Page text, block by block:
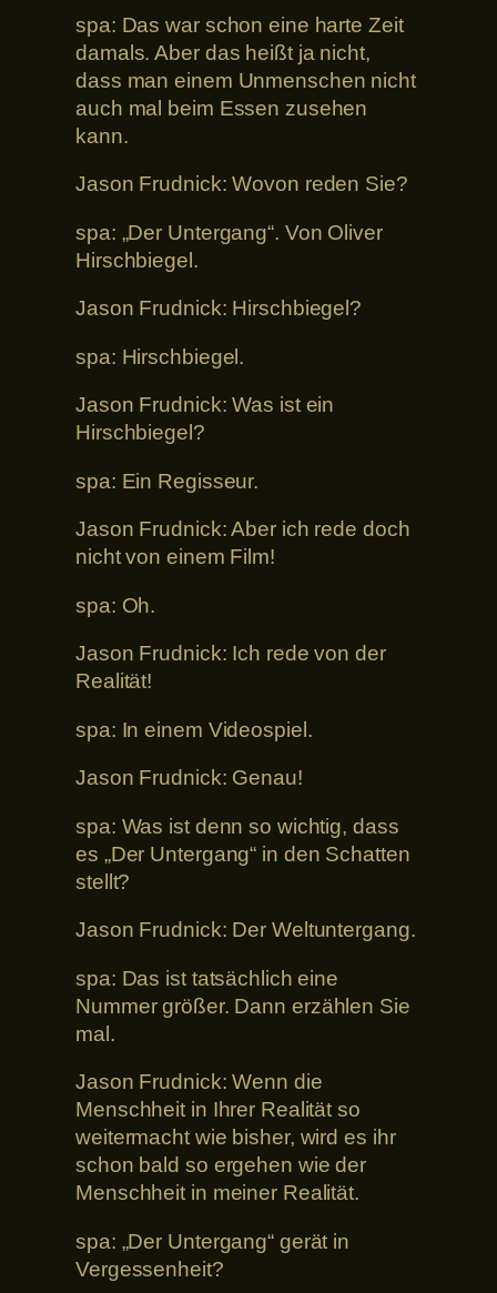
spa: Das war schon eine harte Zeit
damals. Aber das heißt ja nicht,
dass man einem Unmenschen nicht
auch mal beim Essen zusehen
kann.
Jason Frudnick: Wovon reden Sie?
spa: „Der Untergang“. Von Oliver
Hirschbiegel.
Jason Frudnick: Hirschbiegel?
spa: Hirschbiegel.
Jason Frudnick: Was ist ein
Hirschbiegel?
spa: Ein Regisseur.
Jason Frudnick: Aber ich rede doch
nicht von einem Film!
spa: Oh.
Jason Frudnick: Ich rede von der
Realität!
spa: In einem Videospiel.
Jason Frudnick: Genau!
spa: Was ist denn so wichtig, dass
es „Der Untergang“ in den Schatten
stellt?
Jason Frudnick: Der Weltuntergang.
spa: Das ist tatsächlich eine
Nummer größer. Dann erzählen Sie
mal.
Jason Frudnick: Wenn die
Menschheit in Ihrer Realität so
weitermacht wie bisher, wird es ihr
schon bald so ergehen wie der
Menschheit in meiner Realität.
spa: „Der Untergang“ gerät in
Vergessenheit?